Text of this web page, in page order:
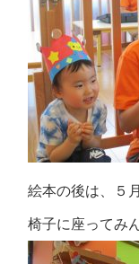
絵本の後は、５
椅子に座ってみ